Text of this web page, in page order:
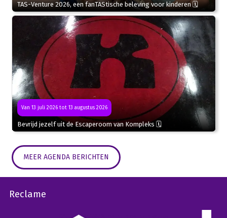
TAS-Venture 2026, een fanTAStische beleving voor kinderen 🗓
Van 13 juli 2026 tot 13 augustus 2026
Bevrijd jezelf uit de Escaperoom van Kompleks 🗓
MEER AGENDA BERICHTEN
Reclame